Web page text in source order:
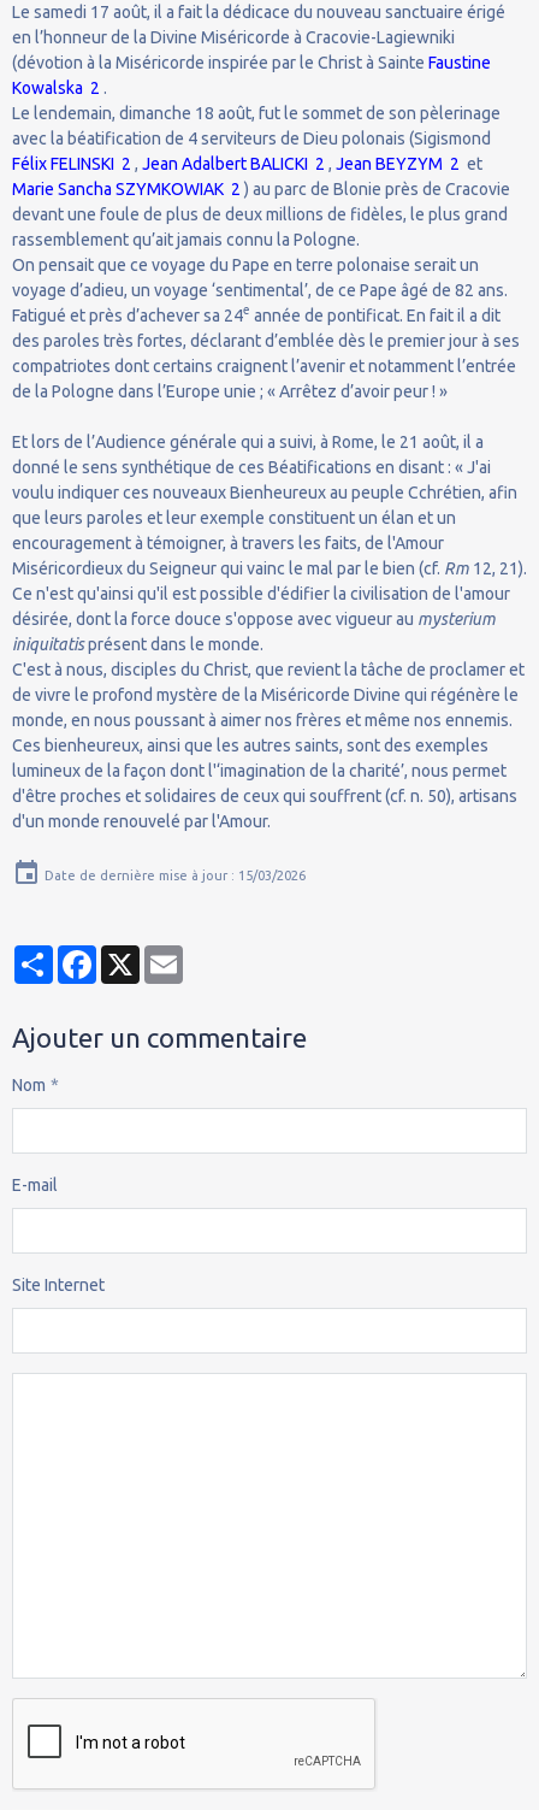
Le samedi 17 août, il a fait la dédicace du nouveau sanctuaire érigé
en l’honneur de la Divine Miséricorde à Cracovie-Lagiewniki
(dévotion à la Miséricorde inspirée par le Christ à Sainte Faustine
Kowalska 2 .
Le lendemain, dimanche 18 août, fut le sommet de son pèlerinage
avec la béatification de 4 serviteurs de Dieu polonais (Sigismond
Félix FELINSKI 2 , Jean Adalbert BALICKI 2 , Jean BEYZYM 2 et
Marie Sancha SZYMKOWIAK 2 ) au parc de Blonie près de Cracovie
devant une foule de plus de deux millions de fidèles, le plus grand
rassemblement qu’ait jamais connu la Pologne.
On pensait que ce voyage du Pape en terre polonaise serait un
voyage d’adieu, un voyage ‘sentimental’, de ce Pape âgé de 82 ans.
Fatigué et près d’achever sa 24e année de pontificat. En fait il a dit
des paroles très fortes, déclarant d’emblée dès le premier jour à ses
compatriotes dont certains craignent l’avenir et notamment l’entrée
de la Pologne dans l’Europe unie ; « Arrêtez d’avoir peur ! »
Et lors de l’Audience générale qui a suivi, à Rome, le 21 août, il a
donné le sens synthétique de ces Béatifications en disant : « J'ai
voulu indiquer ces nouveaux Bienheureux au peuple Cchrétien, afin
que leurs paroles et leur exemple constituent un élan et un
encouragement à témoigner, à travers les faits, de l'Amour
Miséricordieux du Seigneur qui vainc le mal par le bien (cf. Rm 12, 21).
Ce n'est qu'ainsi qu'il est possible d'édifier la civilisation de l'amour
désirée, dont la force douce s'oppose avec vigueur au mysterium
iniquitatisprésent dans le monde.
C'est à nous, disciples du Christ, que revient la tâche de proclamer et
de vivre le profond mystère de la Miséricorde Divine qui régénère le
monde, en nous poussant à aimer nos frères et même nos ennemis.
Ces bienheureux, ainsi que les autres saints, sont des exemples
lumineux de la façon dont l'‘imagination de la charité’, nous permet
d'être proches et solidaires de ceux qui souffrent (cf. n. 50), artisans
d'un monde renouvelé par l'Amour.
Date de dernière mise à jour : 15/03/2026
PartagerFacebook
X
Ajouter un commentaire
Nom
E-mail
Site Internet